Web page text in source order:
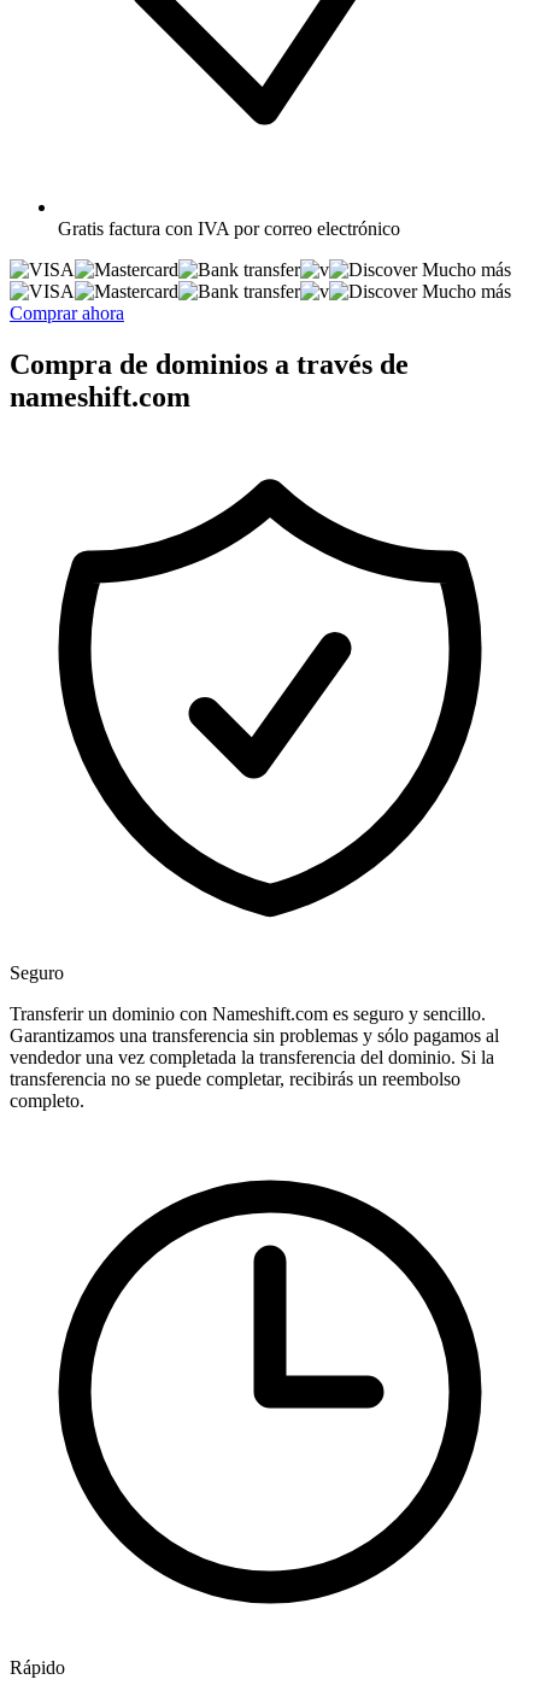
Gratis factura con IVA por correo electrónico
Mucho más
Mucho más
Comprar ahora
Compra de dominios a través de
nameshift.com
Seguro
Transferir un dominio con Nameshift.com es seguro y sencillo.
Garantizamos una transferencia sin problemas y sólo pagamos al
vendedor una vez completada la transferencia del dominio. Si la
transferencia no se puede completar, recibirás un reembolso
completo.
Rápido